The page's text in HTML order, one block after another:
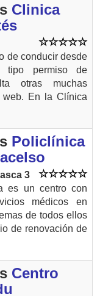
Clinica
de conducir desde
permiso de
otras muchas
web. En la Clínica
Policlínica
3
es un centro con
médicos en
de todos ellos
de renovación de
Centro